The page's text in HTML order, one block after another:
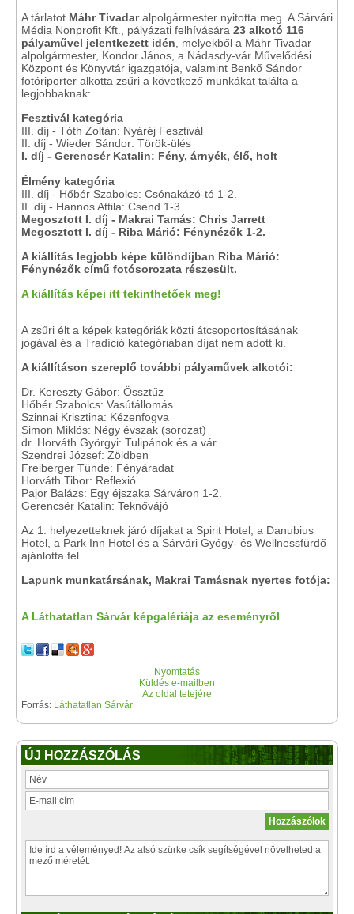
A tárlatot Máhr Tivadaralpolgármester nyitotta meg. A Sárvári
Média Nonprofit Kft., pályázati felhívására 23 alkotó 116
pályaművel jelentkezett idén , melyekből a Máhr Tivadar
alpolgármester, Kondor János, a Nádasdy-vár Művelődési
Központ és Könyvtár igazgatója, valamint Benkő Sándor
fotóriporter alkotta zsűri a következő munkákat találta a
legjobbaknak:
Fesztivál kategória
III. díj - Tóth Zoltán: Nyáréj Fesztivál
II. díj - Wieder Sándor: Török-ülés
I. díj - Gerencsér Katalin: Fény, árnyék, élő, holt
Élmény kategória
III. díj - Hőbér Szabolcs: Csónakázó-tó 1-2.
II. díj - Hannos Attila: Csend 1-3.
Megosztott I. díj - Makrai Tamás: Chris Jarrett
Megosztott I. díj - Riba Márió: Fénynézők 1-2.
A kiállítás legjobb képe különdíjban Riba Márió:
Fénynézők című fotósorozata részesült.
A kiállítás képei itt tekinthetőek meg!
A zsűri élt a képek kategóriák közti átcsoportosításának
jogával és a Tradíció kategóriában díjat nem adott ki.
A kiállításon szereplő további pályaművek alkotói:
Dr. Kereszty Gábor: Össztűz
Hőbér Szabolcs: Vasútállomás
Szinnai Krisztina: Kézenfogva
Simon Miklós: Négy évszak (sorozat)
dr. Horváth Györgyi: Tulipánok és a vár
Szendrei József: Zöldben
Freiberger Tünde: Fényáradat
Horváth Tibor: Reflexió
Pajor Balázs: Egy éjszaka Sárváron 1-2.
Gerencsér Katalin: Teknővájó
Az 1. helyezetteknek járó díjakat a Spirit Hotel, a Danubius
Hotel, a Park Inn Hotel és a Sárvári Gyógy- és Wellnessfürdő
ajánlotta fel.
Lapunk munkatársának, Makrai Tamásnak nyertes fotója:
A Láthatatlan Sárvár képgalériája az eseményről
Nyomtatás
Küldés e-mailben
Az oldal tetejére
Forrás: Láthatatlan Sárvár
ÚJ HOZZÁSZÓLÁS